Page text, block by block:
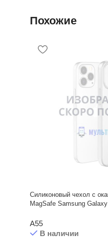
Похожие
Силиконовый чехол с
MagSafe Samsung
A55
В наличии